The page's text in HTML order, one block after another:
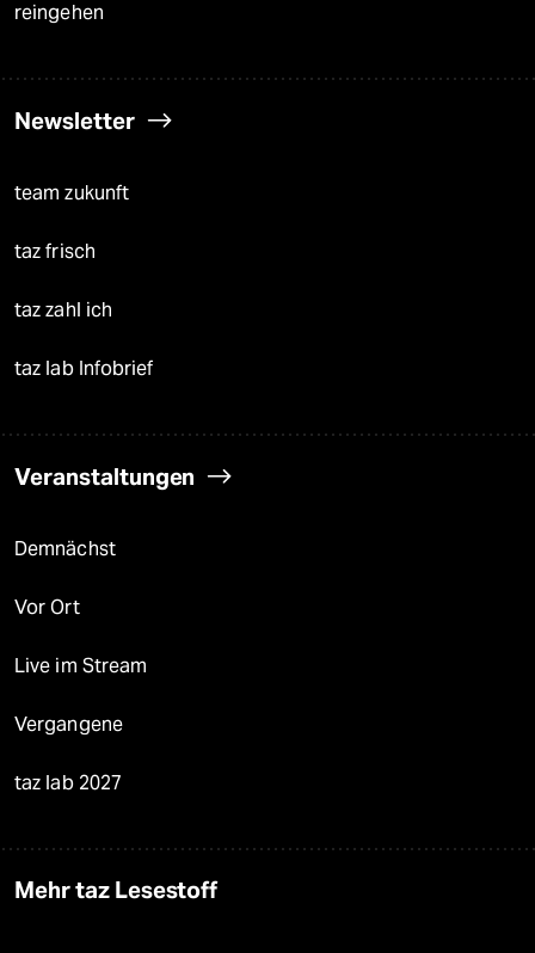
reingehen
Newsletter
team zukunft
taz frisch
taz zahl ich
taz lab Infobrief
Veranstaltungen
Demnächst
Vor Ort
Live im Stream
Vergangene
taz lab 2027
Mehr taz Lesestoff